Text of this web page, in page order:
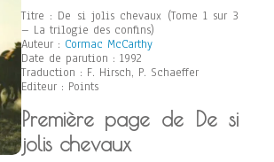
Titre : De si jolis chevaux (Tome 1 sur 3
– La trilogie des confins)
Auteur : Cormac McCarthy
Date de parution : 1992
Traduction : F. Hirsch, P. Schaeffer
Editeur : Points
Première page de De si
jolis chevaux